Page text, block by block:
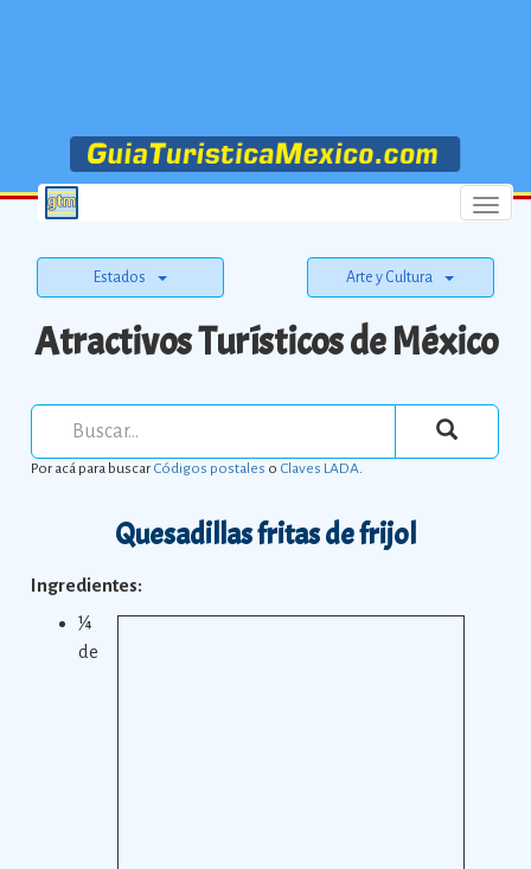
Menu
Estados Arte y Cultura
Atractivos Turísticos de México
Por acá para buscarCódigos postales o Claves LADA.
Quesadillas fritas de frijol
Ingredientes:
¼
de